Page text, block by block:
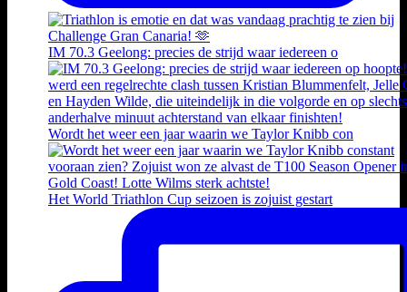
IM 70.3 Geelong: precies de strijd waar iedereen o
Wordt het weer een jaar waarin we Taylor Knibb con
Het World Triathlon Cup seizoen is zojuist gestart